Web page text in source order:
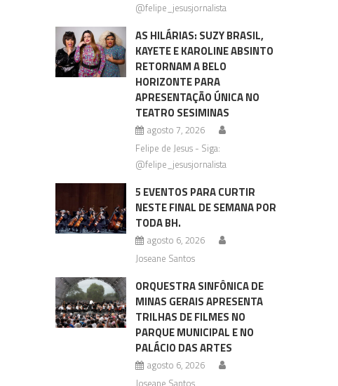
@felipe_jesusjornalista
AS HILÁRIAS: SUZY BRASIL,
KAYETE E KAROLINE ABSINTO
RETORNAM A BELO
HORIZONTE PARA
APRESENTAÇÃO ÚNICA NO
TEATRO SESIMINAS
agosto 7, 2026
Felipe de Jesus - Siga:
@felipe_jesusjornalista
5 EVENTOS PARA CURTIR
NESTE FINAL DE SEMANA POR
TODA BH.
agosto 6, 2026
Joseane Santos
ORQUESTRA SINFÔNICA DE
MINAS GERAIS APRESENTA
TRILHAS DE FILMES NO
PARQUE MUNICIPAL E NO
PALÁCIO DAS ARTES
agosto 6, 2026
Joseane Santos